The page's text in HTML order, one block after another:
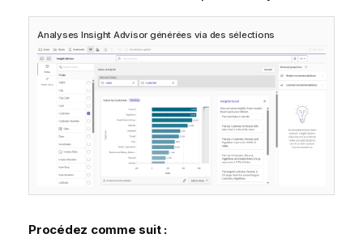
Analyses Insight Advisorgénérées via des sélections
Procédez comme suit :